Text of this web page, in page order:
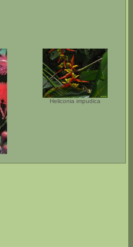
Heliconia impudica